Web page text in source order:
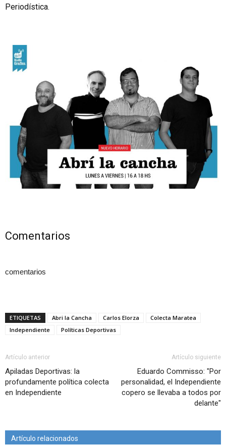
Periodística.
Comentarios
comentarios
ETIQUETAS Abri la Cancha Carlos Elorza
Colecta Maratea
Independiente
Políticas Deportivas
Artículo anterior
Apiladas Deportivas: la
profundamente política colecta
en Independiente
Artículo siguiente
Eduardo Commisso: "Por
personalidad, el Independiente
copero se llevaba a todos por
delante"
Artículo relacionados